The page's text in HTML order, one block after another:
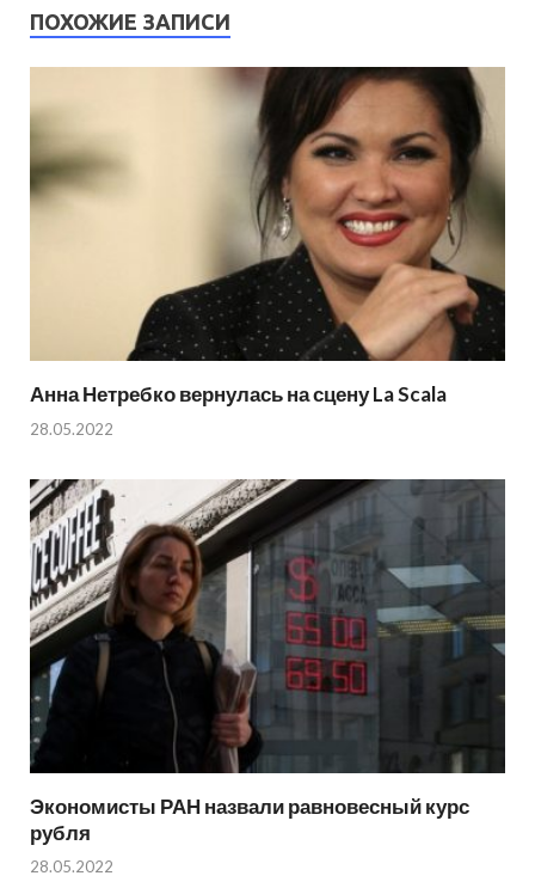
ПОХОЖИЕ ЗАПИСИ
Анна Нетребко вернулась на сцену La Scala
28.05.2022
Экономисты РАН назвали равновесный курс
рубля
28.05.2022